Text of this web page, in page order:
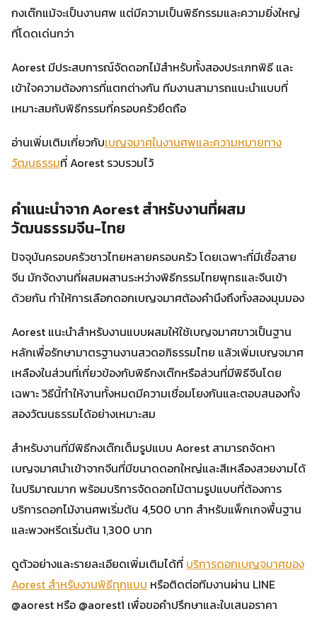
กงเต๊กแม้จะเป็นงานศพ แต่มีความเป็นพิธีกรรมและความยิ่งใหญ่
ที่โดดเด่นกว่า
Aorest มีประสบการณ์จัดดอกไม้สำหรับทั้งสองประเภทพิธี และ
เข้าใจความต้องการที่แตกต่างกัน ทีมงานสามารถแนะนำแบบที่
เหมาะสมกับพิธีกรรมที่ครอบครัวยึดถือ
อ่านเพิ่มเติมเกี่ยวกับเบญจมาศในงานศพและความหมายทาง
วัฒนธรรมที่ Aorest รวบรวมไว้
คำแนะนำจาก Aorest สำหรับงานที่ผสม
วัฒนธรรมจีน-ไทย
ปัจจุบันครอบครัวชาวไทยหลายครอบครัว โดยเฉพาะที่มีเชื้อสาย
จีน มักจัดงานที่ผสมผสานระหว่างพิธีกรรมไทยพุทธและจีนเข้า
ด้วยกัน ทำให้การเลือกดอกเบญจมาศต้องคำนึงถึงทั้งสองมุมมอง
Aorest แนะนำสำหรับงานแบบผสมให้ใช้เบญจมาศขาวเป็นฐาน
หลักเพื่อรักษามาตรฐานงานสวดอภิธรรมไทย แล้วเพิ่มเบญจมาศ
เหลืองในส่วนที่เกี่ยวข้องกับพิธีกงเต๊กหรือส่วนที่มีพิธีจีนโดย
เฉพาะ วิธีนี้ทำให้งานทั้งหมดมีความเชื่อมโยงกันและตอบสนองทั้ง
สองวัฒนธรรมได้อย่างเหมาะสม
สำหรับงานที่มีพิธีกงเต๊กเต็มรูปแบบ Aorest สามารถจัดหา
เบญจมาศนำเข้าจากจีนที่มีขนาดดอกใหญ่และสีเหลืองสวยงามได้
ในปริมาณมาก พร้อมบริการจัดดอกไม้ตามรูปแบบที่ต้องการ
บริการดอกไม้งานศพเริ่มต้น 4,500 บาท สำหรับแพ็กเกจพื้นฐาน
และพวงหรีดเริ่มต้น 1,300 บาท
ดูตัวอย่างและรายละเอียดเพิ่มเติมได้ที่ บริการดอกเบญจมาศของ
Aorest สำหรับงานพิธีทุกแบบ หรือติดต่อทีมงานผ่าน LINE
@aorest หรือ @aorest1 เพื่อขอคำปรึกษาและใบเสนอราคา